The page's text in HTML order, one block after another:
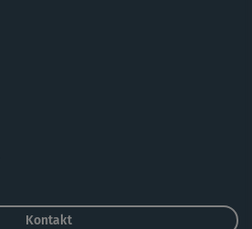
Kontakt